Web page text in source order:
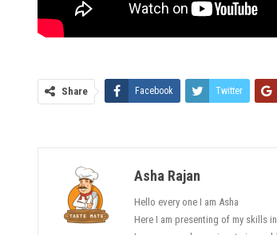
Share Facebook Twitter
Asha Rajan
Hello every one I am Asha
Here I am presenting of my skills